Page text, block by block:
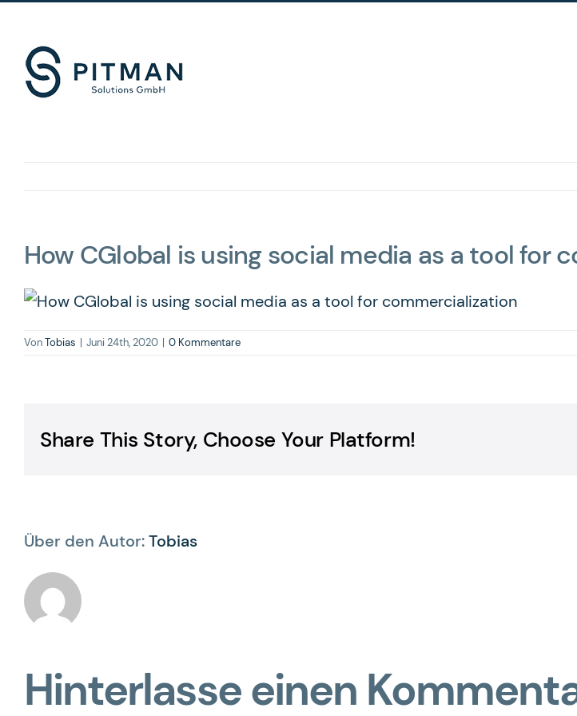
springen
How CGlobal is using social media as a tool for
VonTobias | Juni 24th, 2020 | 0 Kommentare
Share This Story, Choose Your Platform!
Über den Autor:Tobias
Hinterlasse einen